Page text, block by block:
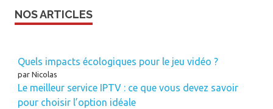
NOS ARTICLES
Quels impacts écologiques pour le jeu vidéo ?
par Nicolas
Le meilleur service IPTV : ce que vous devez savoir
pour choisir l’option idéale